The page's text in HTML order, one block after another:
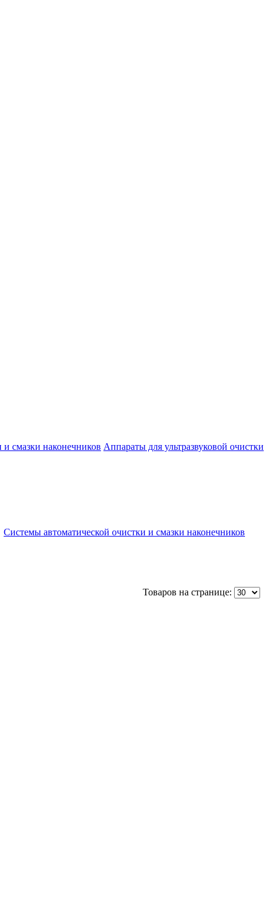
смазки наконечников Аппараты для ультразвуковой очистки
Системы автоматической очистки и смазки наконечников
Товаров на странице: